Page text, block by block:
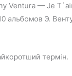
Ventura — Je
альбомов Э.
термін.